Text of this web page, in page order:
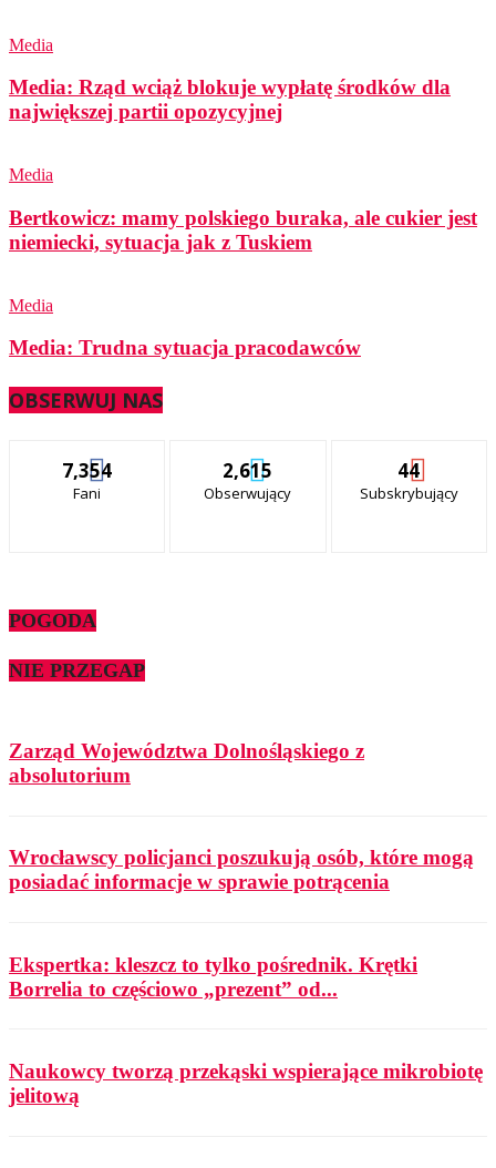
Media
Media: Rząd wciąż blokuje wypłatę środków dla
największej partii opozycyjnej
Media
Bertkowicz: mamy polskiego buraka, ale cukier jest
niemiecki, sytuacja jak z Tuskiem
Media
Media: Trudna sytuacja pracodawców
OBSERWUJ NAS
7,354
Fani
2,615
Obserwujący
44
Subskrybujący
POGODA
NIE PRZEGAP
Zarząd Województwa Dolnośląskiego z
absolutorium
Wrocławscy policjanci poszukują osób, które mogą
posiadać informacje w sprawie potrącenia
Ekspertka: kleszcz to tylko pośrednik. Krętki
Borrelia to częściowo „prezent” od...
Naukowcy tworzą przekąski wspierające mikrobiotę
jelitową